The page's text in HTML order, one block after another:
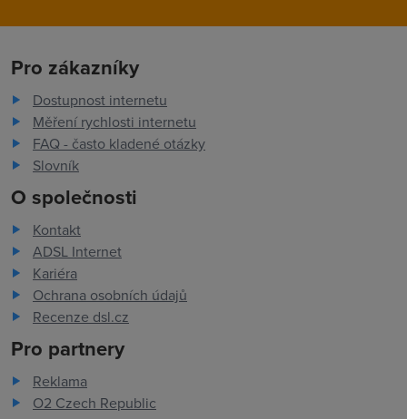
Pro zákazníky
Dostupnost internetu
Měření rychlosti internetu
FAQ - často kladené otázky
Slovník
O společnosti
Kontakt
ADSL Internet
Kariéra
Ochrana osobních údajů
Recenze dsl.cz
Pro partnery
Reklama
O2 Czech Republic